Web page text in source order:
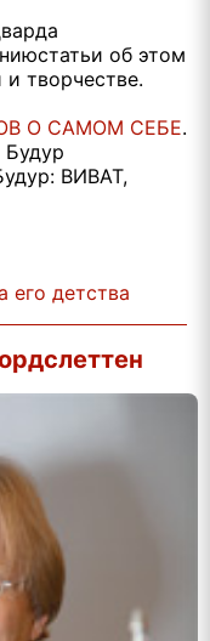
об этом
творчестве.
О САМОМ СЕБЕ.
ВИВАТ,
его детства